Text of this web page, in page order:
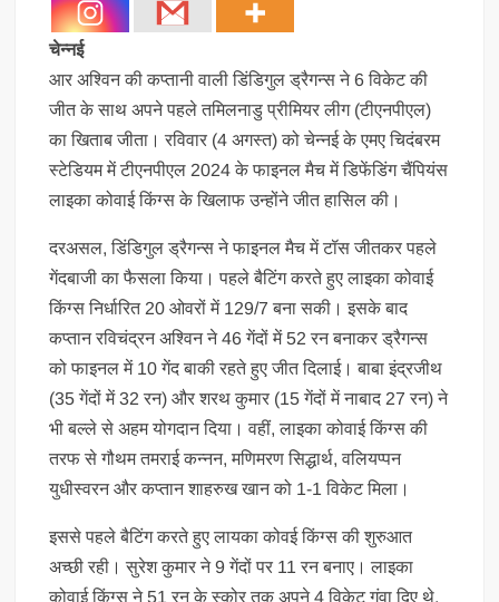
चेन्नई
आर अश्विन की कप्तानी वाली डिंडिगुल ड्रैगन्स ने 6 विकेट की
जीत के साथ अपने पहले तमिलनाडु प्रीमियर लीग (टीएनपीएल)
का खिताब जीता। रविवार (4 अगस्त) को चेन्नई के एमए चिदंबरम
स्टेडियम में टीएनपीएल 2024 के फाइनल मैच में डिफेंडिंग चैंपियंस
लाइका कोवाई किंग्स के खिलाफ उन्होंने जीत हासिल की।
दरअसल, डिंडिगुल ड्रैगन्स ने फाइनल मैच में टॉस जीतकर पहले
गेंदबाजी का फैसला किया। पहले बैटिंग करते हुए लाइका कोवाई
किंग्स निर्धारित 20 ओवरों में 129/7 बना सकी। इसके बाद
कप्तान रविचंद्रन अश्विन ने 46 गेंदों में 52 रन बनाकर ड्रैगन्स
को फाइनल में 10 गेंद बाकी रहते हुए जीत दिलाई। बाबा इंद्रजीथ
(35 गेंदों में 32 रन) और शरथ कुमार (15 गेंदों में नाबाद 27 रन) ने
भी बल्ले से अहम योगदान दिया। वहीं, लाइका कोवाई किंग्स की
तरफ से गौथम तमराई कन्नन, मणिमरण सिद्धार्थ, वलियप्पन
युधीस्वरन और कप्तान शाहरुख खान को 1-1 विकेट मिला।
इससे पहले बैटिंग करते हुए लायका कोवई किंग्स की शुरुआत
अच्छी रही। सुरेश कुमार ने 9 गेंदों पर 11 रन बनाए। लाइका
कोवाई किंग्स ने 51 रन के स्कोर तक अपने 4 विकेट गंवा दिए थे,